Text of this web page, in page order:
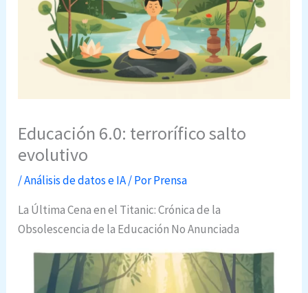
Educación 6.0: terrorífico salto
evolutivo
/Análisis de datos e IA/ PorPrensa
La Última Cena en el Titanic: Crónica de la
Obsolescencia de la Educación No Anunciada